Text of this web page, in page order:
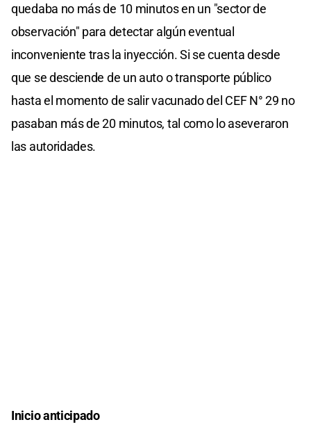
quedaba no más de 10 minutos en un "sector de
observación" para detectar algún eventual
inconveniente tras la inyección. Si se cuenta desde
que se desciende de un auto o transporte público
hasta el momento de salir vacunado del CEF N° 29 no
pasaban más de 20 minutos, tal como lo aseveraron
las autoridades.
Inicio anticipado